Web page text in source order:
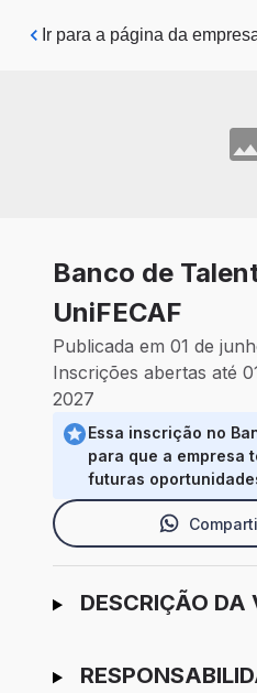
Pular para o conteúdo
Ir para a página da
Banco de
UniFECAF
Publicada em 01 de
Inscrições abertas até
2027
Essa inscrição no
para que a empresa
futuras
Ir para candidatura
DESCRIÇÃO DA